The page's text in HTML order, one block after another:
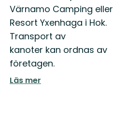
Värnamo Camping eller
Resort Yxenhaga i Hok.
Transport av
kanoter kan ordnas av
företagen.
Läs mer